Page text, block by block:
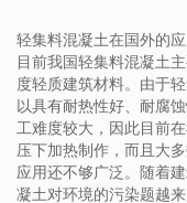
轻集料混凝土在国外的
目前我国轻集料混凝土
度轻质建筑材料。由于
以具有耐热性好、耐腐
工难度较大，因此目前
压下加热制作，而且大
应用还不够广泛。随着
凝土对环境的污染题越来